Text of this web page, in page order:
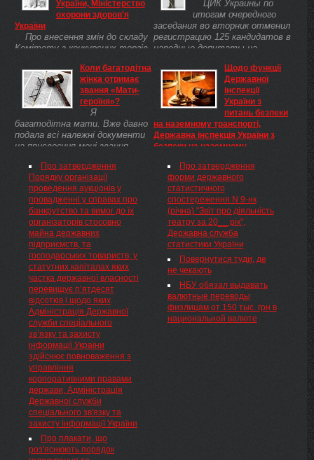
України, Міністерство
охорони здоров'я
України
Про внесення змін до складу
Комітету з конкурсних торгів
статті 11 Закону України "Про
здійснення державних
закупівель"( 2289-17 ), у зв'язку
з кадровими змінами у
Міністерстві охорони здоров'я
України та з метою
забезпечення діяльності
Комітету з конкурсних торгів
НАКАЗУЮ:
Коли багатодітна
жінка отримає
звання «Мати-
героїня»?
Я
багатодітна мати. Вже давно
подала всі належні документи
на присвоєння мені звання
відповіді я так і не
отримала.Тому хочу
дізнатися: чи слід мені
розраховувати ...
Про затвердження
Порядку організації
проведення аукціонів у
провадженні у справах про
банкрутство та вимог до їх
організаторів стосовно
майна державних
підприємств, та
господарських товариств, у
статутних капіталах яких
частка державної власності
перевищує п’ятдесят
відсотків і щодо яких
Адміністрація Державної
служби спеціального
зв’язку та захисту
інформації України
здійснює повноваження з
управління
корпоративними правами
держави, Адміністрація
Державної служби
спеціального зв'язку та
захисту інформації України
Про плакати, що
роз'яснюють порядок
ЦИК Украины по
итогам очередного
заседания во вторник отменил
регистрацию 125 кандидатов в
народные депутаты на
выборах Верховного Совета.
Щодо функції
Державної
інспекції
України з
питань безпеки
на наземному транспорті,
Державна інспекція України з
безпеки на наземному
(Извлечение) <...> Согласно
статье( 4448-17 ) 2( 4448-17 )
Закона Украины( 4448-17 ) "Об
особенностях осуществления
государственного надзора
(контроля) в сфере
хозяйственной деятельности
в отношении физических лиц
— предпринимателей и
юридических лиц,
применяющих упрощенную
систему налогообложения,
учета и отчетности"
действие данного Закона
распространяется на
Про затвердження
форми державного
статистичного
спостереження N 9-нк
(річна) "Звіт про діяльність
театру за 20__ рік",
Державна служба
статистики України
Повернутися туди, де
не чекають
НБУ обязал выдавать
валютные переводы
физлицам от 150 тыс. грн в
национальной валюте